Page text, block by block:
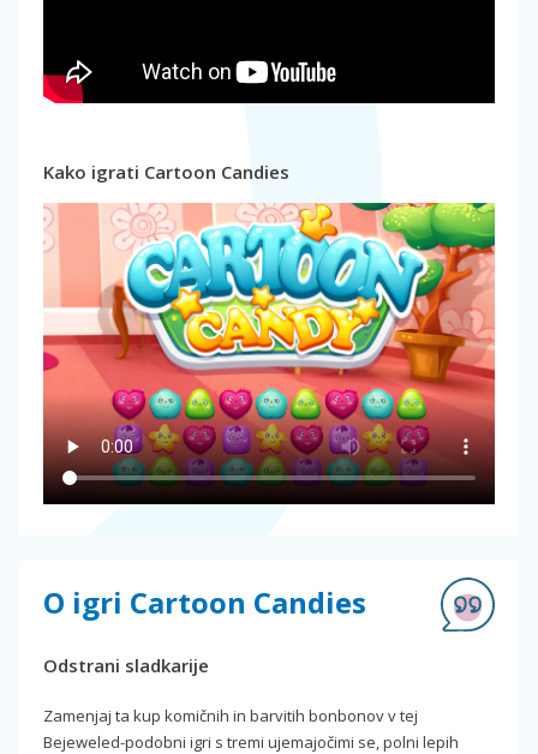
Kako igrati Cartoon Candies
O igri Cartoon Candies
Odstrani sladkarije
Zamenjaj ta kup komičnih in barvitih bonbonov v tej
Bejeweled-podobni igri s tremi ujemajočimi se, polni lepih